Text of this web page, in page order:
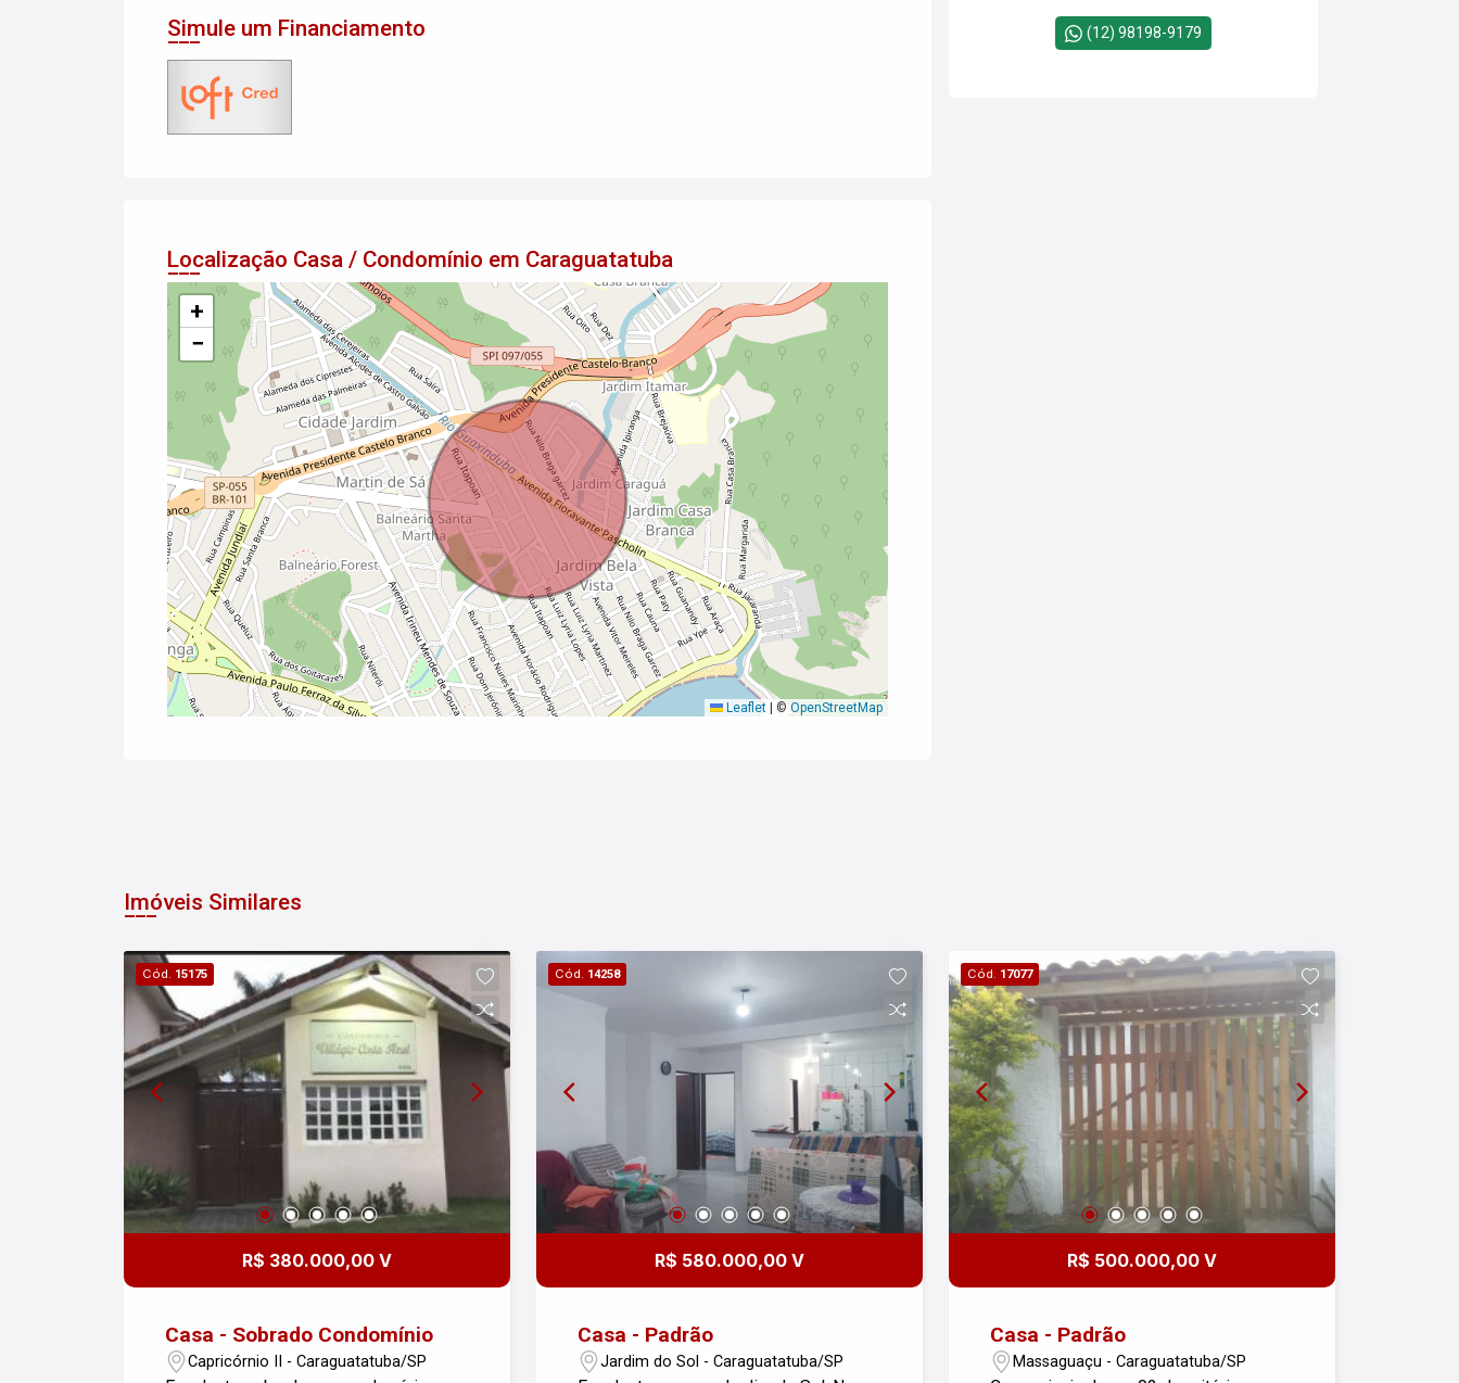
Simule um Financiamento
Localização Casa / Condomínio em Caraguatatuba
+
−
Leaflet © OpenStreetMap
(12) 98198-9179
Imóveis Similares
Cód. 15175
R$ 380.000,00 V
Casa - Sobrado Condomínio
Capricórnio II - Caraguatatuba/SP
Cód. 14258
R$ 580.000,00 V
Casa - Padrão
Jardim do Sol - Caraguatatuba/SP
Cód. 17077
R$ 500.000,00 V
Casa - Padrão
Massaguaçu - Caraguatatuba/SP